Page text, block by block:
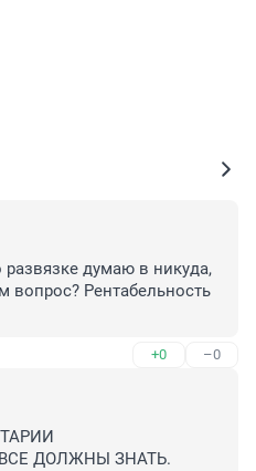
думаю в никуда,
вопрос? Рентабельность
+0 –0
ДОЛЖНЫ ЗНАТЬ.